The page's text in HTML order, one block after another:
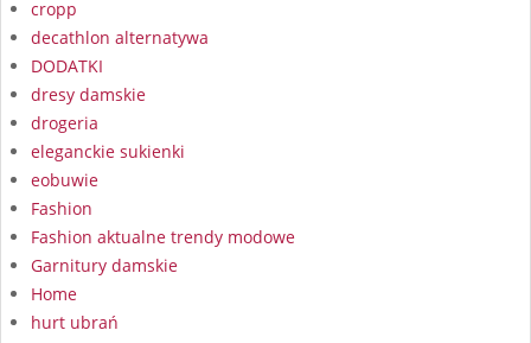
cropp
decathlon alternatywa
DODATKI
dresy damskie
drogeria
eleganckie sukienki
eobuwie
Fashion
Fashion aktualne trendy modowe
Garnitury damskie
Home
hurt ubrań